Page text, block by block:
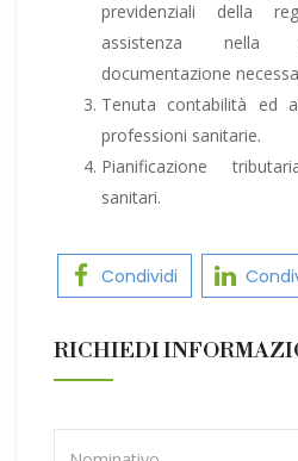
previdenziali della
assistenza nella
documentazione
Tenuta contabilità ed
professioni sanitarie.
Pianificazione
sanitari.
Condividi
RICHIEDI